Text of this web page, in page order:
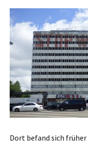
Dort befand sich früher